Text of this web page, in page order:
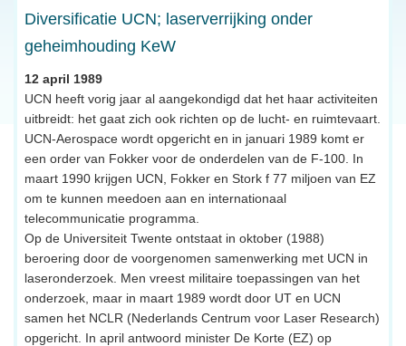
Diversificatie UCN; laserverrijking onder
geheimhouding KeW
12 april 1989
UCN heeft vorig jaar al aangekondigd dat het haar activiteiten
uitbreidt: het gaat zich ook richten op de lucht- en ruimtevaart.
UCN-Aerospace wordt opgericht en in januari 1989 komt er
een order van Fokker voor de onderdelen van de F-100. In
maart 1990 krijgen UCN, Fokker en Stork f 77 miljoen van EZ
om te kunnen meedoen aan en internationaal
telecommunicatie programma.
Op de Universiteit Twente ontstaat in oktober (1988)
beroering door de voorgenomen samenwerking met UCN in
laseronderzoek. Men vreest militaire toepassingen van het
onderzoek, maar in maart 1989 wordt door UT en UCN
samen het NCLR (Nederlands Centrum voor Laser Research)
opgericht. In april antwoord minister De Korte (EZ) op